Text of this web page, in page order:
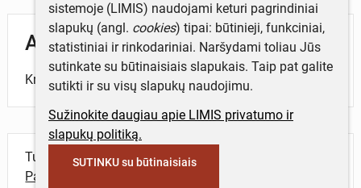
Aprašymas
Kryžius.
Turite daugiau informacijos apie objektą?
Parašykite mums!
sistemoje (LIMIS) naudojami keturi pagrindiniai
slapukų (angl. cookies) tipai: būtinieji, funkciniai,
statistiniai ir rinkodariniai. Naršydami toliau Jūs
sutinkate su būtinaisiais slapukais. Taip pat galite
sutikti ir su visų slapukų naudojimu.
Sužinokite daugiau apie LIMIS privatumo ir
slapukų politiką.
SUTINKU su būtinaisiais